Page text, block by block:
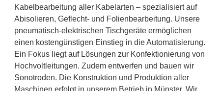
Kabelbearbeitung aller Kabelarten – spezialisiert auf
Abisolieren, Geflecht- und Folienbearbeitung. Unsere
pneumatisch-elektrischen Tischgeräte ermöglichen
einen kostengünstigen Einstieg in die Automatisierung.
Ein Fokus liegt auf Lösungen zur Konfektionierung von
Hochvoltleitungen. Zudem entwerfen und bauen wir
Sonotroden. Die Konstruktion und Produktion aller
Maschinen erfolgt in unserem Betrieb in Münster. Wir